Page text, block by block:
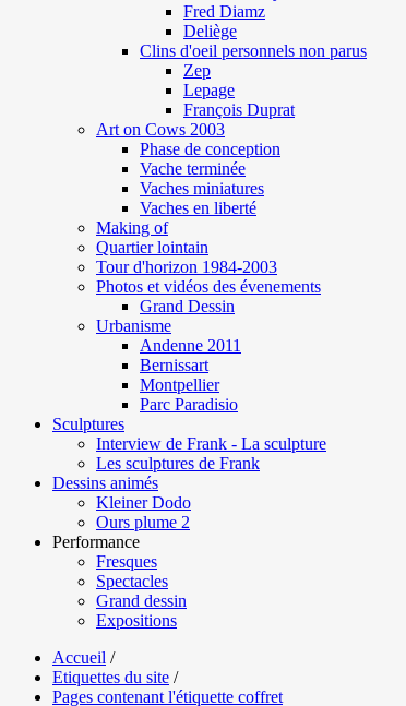
Fred Diamz
Deliège
Clins d'oeil personnels non parus
Zep
Lepage
François Duprat
Art on Cows 2003
Phase de conception
Vache terminée
Vaches miniatures
Vaches en liberté
Making of
Quartier lointain
Tour d'horizon 1984-2003
Photos et vidéos des évenements
Grand Dessin
Urbanisme
Andenne 2011
Bernissart
Montpellier
Parc Paradisio
Sculptures
Interview de Frank - La sculpture
Les sculptures de Frank
Dessins animés
Kleiner Dodo
Ours plume 2
Performance
Fresques
Spectacles
Grand dessin
Expositions
Accueil /
Etiquettes du site /
Pages contenant l'étiquette coffret